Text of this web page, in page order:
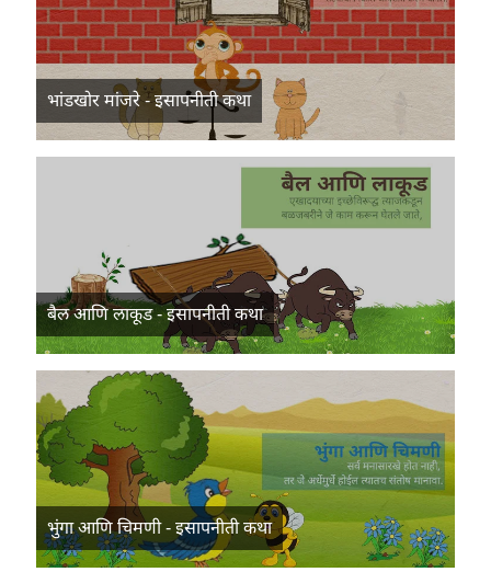
भांडखोर मांजरे - इसापनीती कथा
बैल आणि लाकूड - इसापनीती कथा
भुंगा आणि चिमणी - इसापनीती कथा